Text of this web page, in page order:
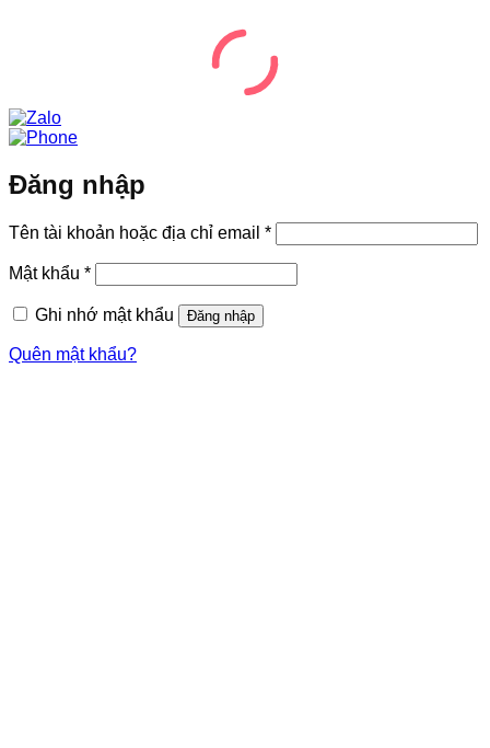
Đăng nhập
Tên tài khoản hoặc địa chỉ email *Bắt
buộc
Mật khẩu *Bắt
buộc
Ghi nhớ mật khẩu
Đăng nhập
Quên mật khẩu?